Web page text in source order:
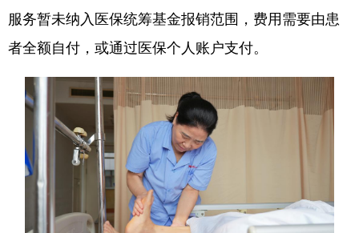
服务暂未纳入医保统筹基金报销范围，费用需要由患
者全额自付，或通过医保个人账户支付。